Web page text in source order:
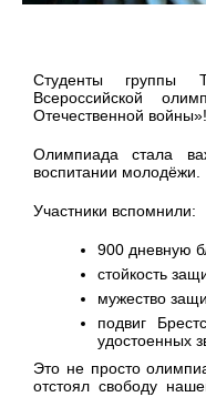
Студенты
Всероссийской
Отечественной войны»!
Олимпиада стала
воспитании молодёжи.
Участники вспомнили:
900 дневную
стойкость
мужество
подвиг
удостоенных
Это не просто
отстоял свободу